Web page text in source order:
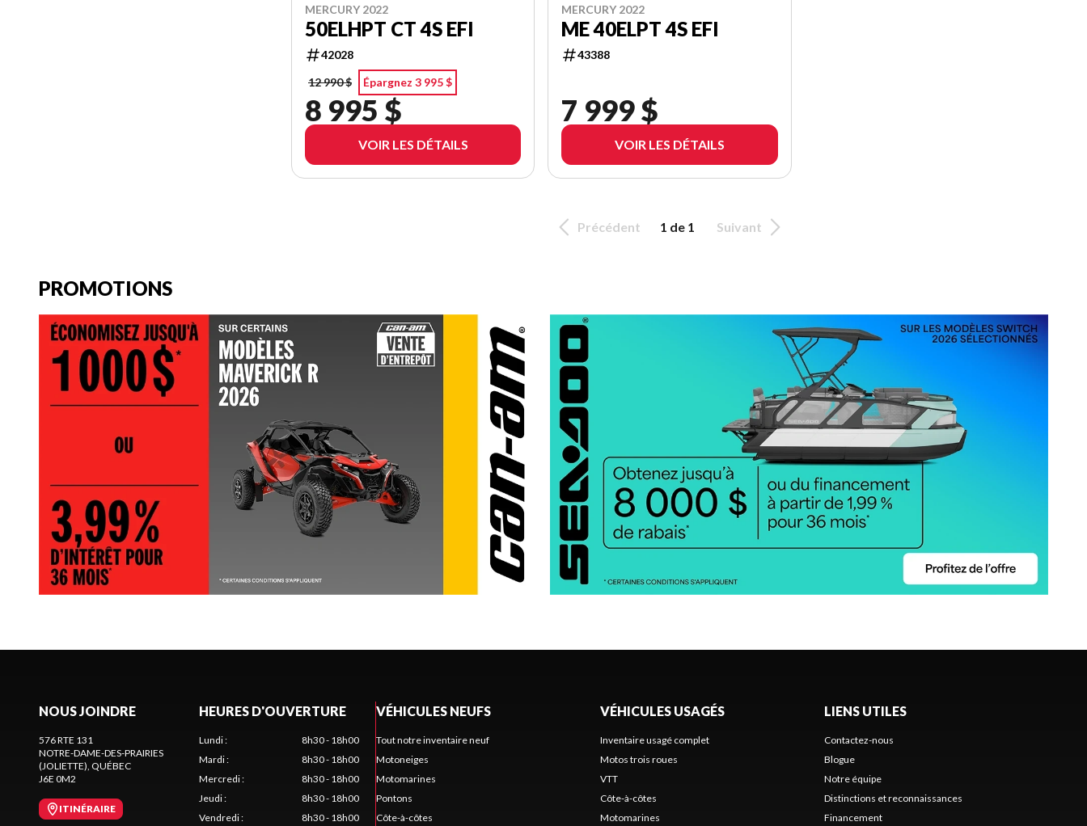
MERCURY 2022
50ELHPT CT 4S EFI
42028
12 990 $
Épargnez 3 995 $
8 995 $
VOIR LES DÉTAILS
MERCURY 2022
ME 40ELPT 4S EFI
43388
7 999 $
VOIR LES DÉTAILS
Précédent 1 de 1 Suivant
PROMOTIONS
NOUS JOINDRE
576 RTE 131
NOTRE-DAME-DES-PRAIRIES
(JOLIETTE), QUÉBEC
J6E 0M2
ITINÉRAIRE
HEURES D'OUVERTURE
Lundi:
8h30 - 18h00
Mardi:
8h30 - 18h00
Mercredi:
8h30 - 18h00
Jeudi:
8h30 - 18h00
Vendredi: 8h30 - 18h00
VÉHICULES NEUFS
Tout notre inventaire neuf
Motoneiges
Motomarines
Pontons
Côte-à-côtes
VÉHICULES USAGÉS
Inventaire usagé complet
Motos trois roues
VTT
Côte-à-côtes
Motomarines
LIENS UTILES
Contactez-nous
Blogue
Notre équipe
Distinctions et reconnaissances
Financement